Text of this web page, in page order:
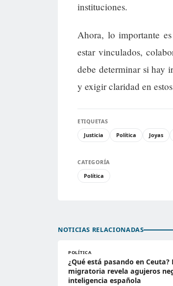
instituciones.
Ahora, lo importante
estar vinculados,
debe determinar si hay
y exigir claridad en
ETIQUETAS
Justicia
Política Joyas
CATEGORÍA
Política
NOTICIAS RELACIONADAS
POLÍTICA
¿Qué está pasando en Ceuta?
migratoria revela agujeros
inteligencia española